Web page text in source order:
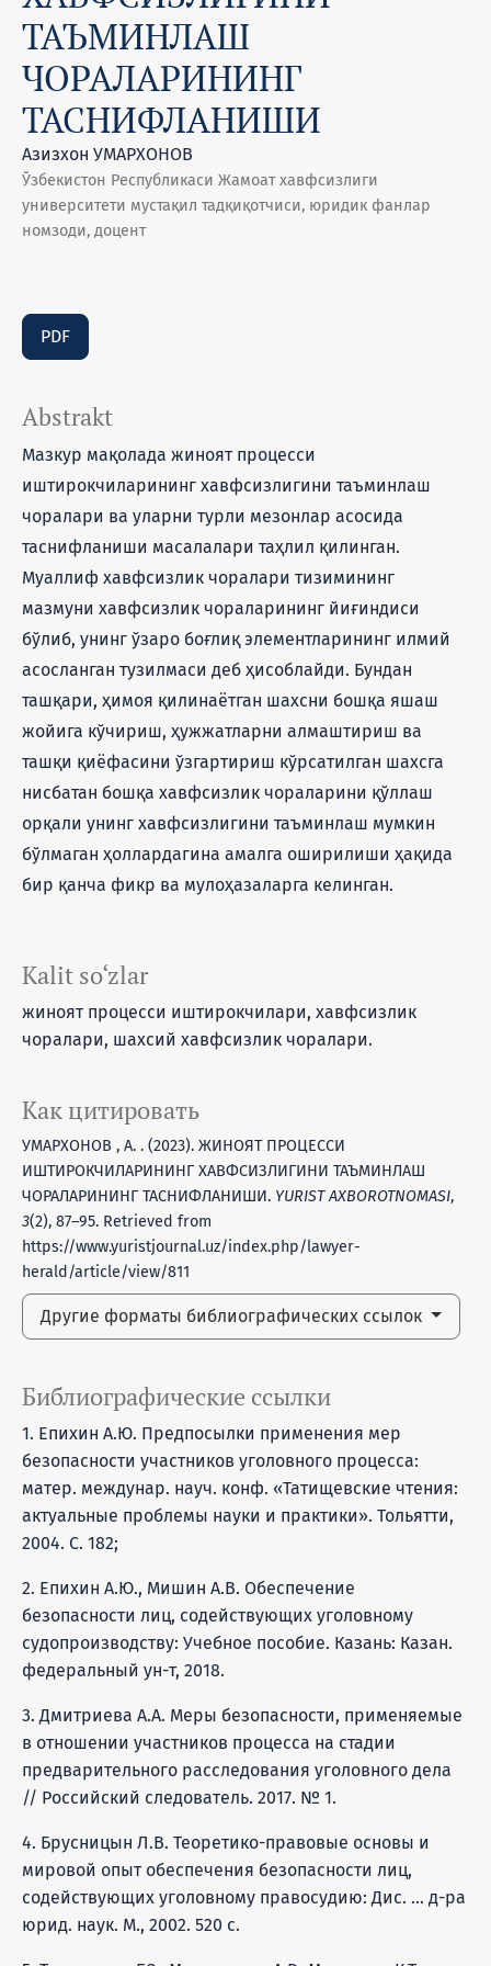
ТАЪМИНЛАШ
ЧОРАЛАРИНИНГ
ТАСНИФЛАНИШИ
Азизхон УМАРХОНОВ
Ўзбекистон Республикаси Жамоат хавфсизлиги
университети мустақил тадқиқотчиси, юридик фанлар
номзоди, доцент
PDF
Kalit so‘zlar
жиноят процесси иштирокчилари, хавфсизлик
чоралари, шахсий хавфсизлик чоралари.
Как цитировать
УМАРХОНОВ , А. . (2023). ЖИНОЯТ ПРОЦЕССИ
ИШТИРОКЧИЛАРИНИНГ ХАВФСИЗЛИГИНИ ТАЪМИНЛАШ
ЧОРАЛАРИНИНГ ТАСНИФЛАНИШИ. YURIST AXBOROTNOMASI,
3(2), 87–95. Retrieved from
https://www.yuristjournal.uz/index.php/lawyer-
herald/article/view/811
Другие форматы библиографических ссылок
Abstrakt
Мазкур мақолада жиноят процесси
иштирокчиларининг хавфсизлигини таъминлаш
чоралари ва уларни турли мезонлар асосида
таснифланиши масалалари таҳлил қилинган.
Муаллиф хавфсизлик чоралари тизимининг
мазмуни хавфсизлик чораларининг йиғиндиси
бўлиб, унинг ўзаро боғлиқ элементларининг илмий
асосланган тузилмаси деб ҳисоблайди. Бундан
ташқари, ҳимоя қилинаётган шахсни бошқа яшаш
жойига кўчириш, ҳужжатларни алмаштириш ва
ташқи қиёфасини ўзгартириш кўрсатилган шахсга
нисбатан бошқа хавфсизлик чораларини қўллаш
орқали унинг хавфсизлигини таъминлаш мумкин
бўлмаган ҳоллардагина амалга оширилиши ҳақида
бир қанча фикр ва мулоҳазаларга келинган.
Библиографические ссылки
1. Епихин А.Ю. Предпосылки применения мер
безопасности участников уголовного процесса:
матер. междунар. науч. конф. «Татищевские чтения:
актуальные проблемы науки и практики». Тольятти,
2004. С. 182;
2. Епихин А.Ю., Мишин А.В. Обеспечение
безопасности лиц, содействующих уголовному
судопроизводству: Учебное пособие. Казань: Казан.
федеральный ун-т, 2018.
3. Дмитриева А.А. Меры безопасности, применяемые
в отношении участников процесса на стадии
предварительного расследования уголовного дела
// Российский следователь. 2017. № 1.
4. Брусницын Л.В. Теоретико-правовые основы и
мировой опыт обеспечения безопасности лиц,
содействующих уголовному правосудию: Дис. ... д-ра
юрид. наук. М., 2002. 520 с.